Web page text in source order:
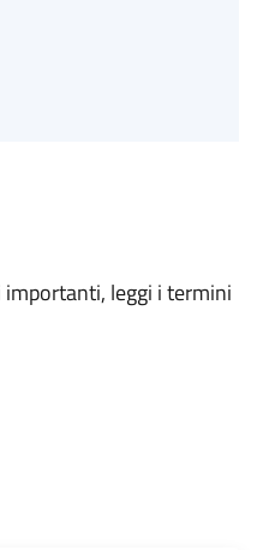
leggi i termini